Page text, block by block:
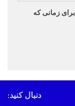
زمانی که
دنبال کنید: